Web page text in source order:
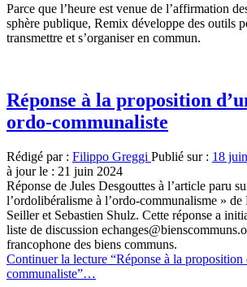
Parce que l’heure est venue de l’affirmation
sphère publique, Remix développe des outils
transmettre et s’organiser en commun.
Réponse à la proposition
ordo-communaliste
Rédigé par : Filippo Greggi Publié sur : 18
à jour le : 21 juin 2024
Réponse de Jules Desgouttes à l’article paru
l’ordolibéralisme à l’ordo-communalisme »
Seiller et Sebastien Shulz. Cette réponse a
liste de discussion
francophone des biens communs.
Continuer la lecture “Réponse à la
communaliste”…